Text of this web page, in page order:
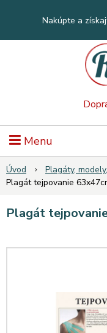
Nakúpte a
Menu
Úvod Plagáty,
Plagát tejpovanie
Plagát